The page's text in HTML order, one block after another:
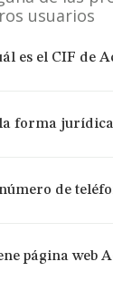
usuarios
es el CIF de
forma jurídica
de
página web